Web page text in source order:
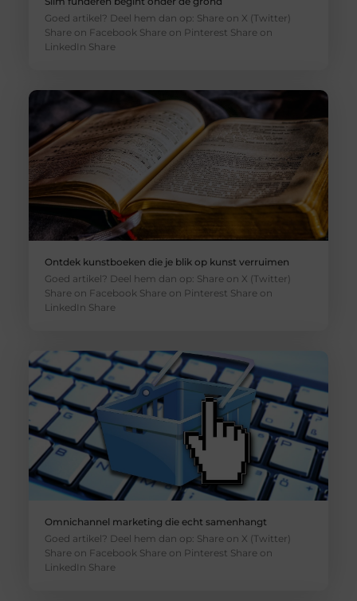
Goed artikel? Deel hem dan op: Share on X (Twitter)
Share on Facebook Share on Pinterest Share on
LinkedIn Share
Ontdek kunstboeken die je blik op kunst verruimen
Goed artikel? Deel hem dan op: Share on X (Twitter)
Share on Facebook Share on Pinterest Share on
LinkedIn Share
Omnichannel marketing die echt samenhangt
Goed artikel? Deel hem dan op: Share on X (Twitter)
Share on Facebook Share on Pinterest Share on
LinkedIn Share